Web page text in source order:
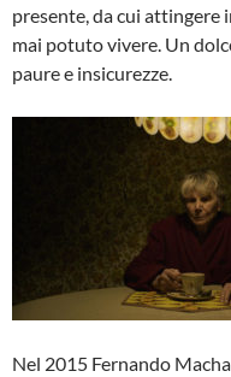
presente, da cui attingere
mai potuto vivere. Un
paure e insicurezze.
Nel 2015 Fernando